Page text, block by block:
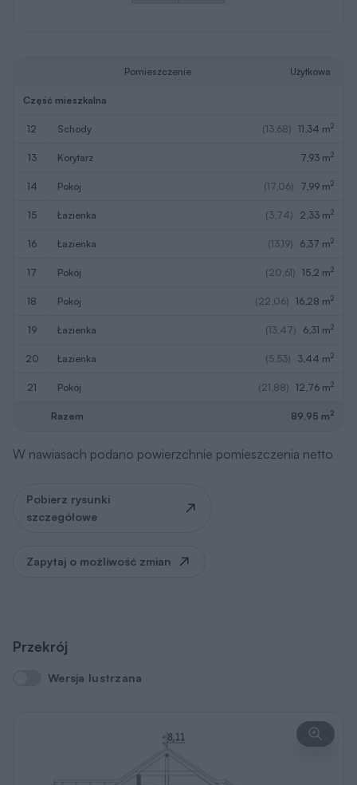
Pomieszczenie Użytkowa
Część mieszkalna
12 schody (13,68) 11,34 m2
13 korytarz 7,93 m2
14 pokój (17,06) 7,99 m2
15 łazienka (3,74) 2,33 m2
16 łazienka (13,19) 6,37 m2
17 pokój (20,61) 15,2 m2
18 pokój (22,06) 16,28 m2
19 łazienka (13,47) 6,31 m2
20 łazienka (5,53) 3,44 m2
21 pokój (21,88) 12,76 m2
Razem 89,95 m2
W nawiasach podano powierzchnie pomieszczenia netto
Pobierz rysunki
szczegółowe
Zapytaj o możliwość zmian
Przekrój
Wersja lustrzana
Wersja lustrzana